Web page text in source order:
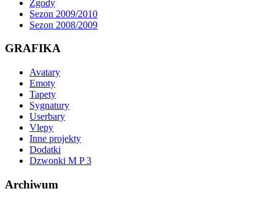
Zgody
Sezon 2009/2010
Sezon 2008/2009
GRAFIKA
Avatary
Emoty
Tapety
Sygnatury
Userbary
Vlepy
Inne projekty
Dodatki
Dzwonki M P 3
Archiwum